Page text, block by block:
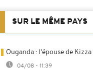
SUR LE MÊME PAYS
Ouganda : l'épouse de
04/08 - 11:39